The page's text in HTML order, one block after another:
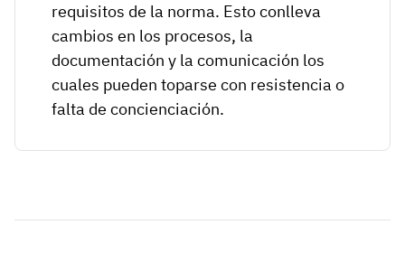
requisitos de la norma. Esto conlleva
cambios en los procesos, la
documentación y la comunicación los
cuales pueden toparse con resistencia o
falta de concienciación.